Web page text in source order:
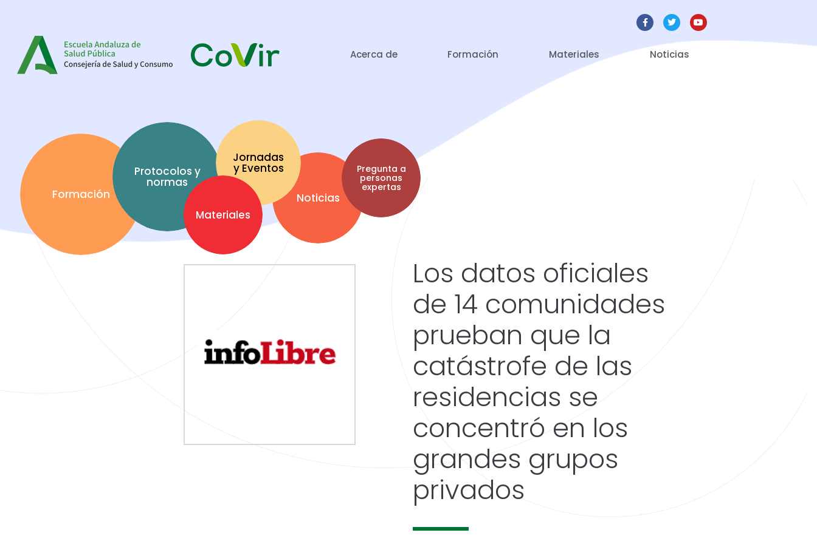
Acerca de Formación Materiales Noticias
Formación
Protocolos y
normas
Materiales
Jornadas
y Eventos
Noticias
Pregunta a
personas
expertas
Los datos oficiales
de 14 comunidades
prueban que la
catástrofe de las
residencias se
concentró en los
grandes grupos
privados